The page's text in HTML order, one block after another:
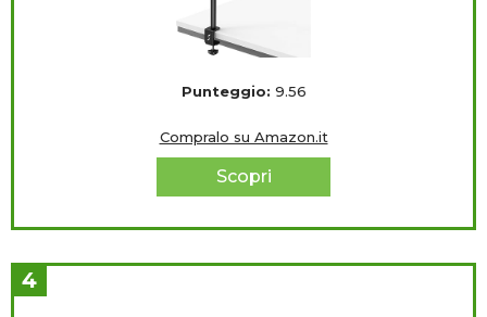
Punteggio: 9.56
Compralo su Amazon.it
Scopri
4